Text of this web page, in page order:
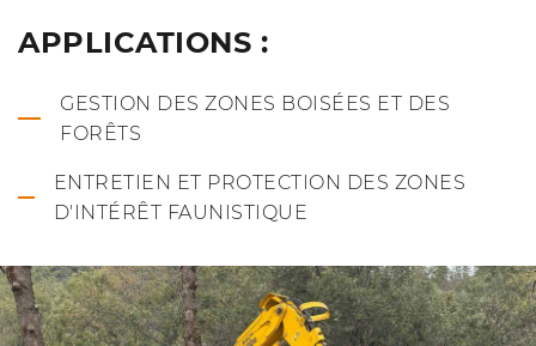
APPLICATIONS :
GESTION DES ZONES BOISÉES ET DES
FORÊTS
ENTRETIEN ET PROTECTION DES ZONES
D'INTÉRÊT FAUNISTIQUE